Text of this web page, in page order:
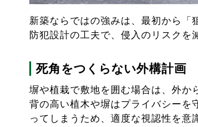
新築ならではの強みは、最初から「
防犯設計の工夫で、侵入のリスクを
死角をつくらない外構計画
塀や植栽で敷地を囲む場合は、外か
背の高い植木や塀はプライバシーを
ってしまうため、適度な視認性を意